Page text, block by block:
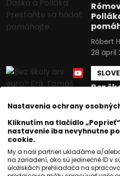
Róbert
28 apríl
Bez
za
Ivana
2
Nastavenia ochrany
Kliknutím na tlačidlo
nastavenie iba nevyhnutne
cookie.
My a naši partneri ukladáme a/
na zariadení, ako sú jedinečné ID v
úložiskách prehliadača na